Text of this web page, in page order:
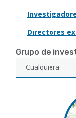
Directores
Grupo de